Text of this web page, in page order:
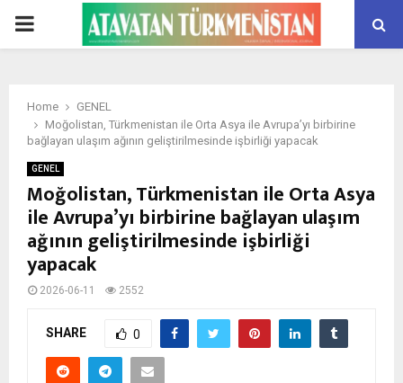
PRIMARY
Home
GENEL
Moğolistan, Türkmenistan ile Orta Asya ile Avrupa’yı birbirine
bağlayan ulaşım ağının geliştirilmesinde işbirliği yapacak
GENEL
Moğolistan, Türkmenistan ile Orta Asya
ile Avrupa’yı birbirine bağlayan ulaşım
ağının geliştirilmesinde işbirliği
yapacak
2026-06-11 2552
SHARE 0